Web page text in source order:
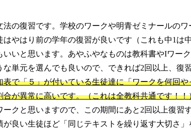
法の復習です。学校のワークや明青ゼミナールの
はやはり前の学年の復習が良いです（これも中1は
いいと思います。あやふやなものは教科書やIワー
な単元を選んでも良いので、できれば2回以上、復
表で「５」が付いている生徒達に「ワークを何回
合が異常に高いです。（これは全教科共通です！！
ークと思いますので、この期間にあと2回以上復習
が良い生徒ほど「同じテキストを繰り返す大切さ